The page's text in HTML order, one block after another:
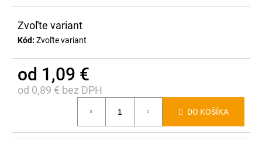
Zvoľte variant
Kód: Zvoľte variant
od 1,09 €
od 0,89 € bez DPH
DO KOŠÍKA
m
e
FIRE
WARRIOR
III
ODEV
-